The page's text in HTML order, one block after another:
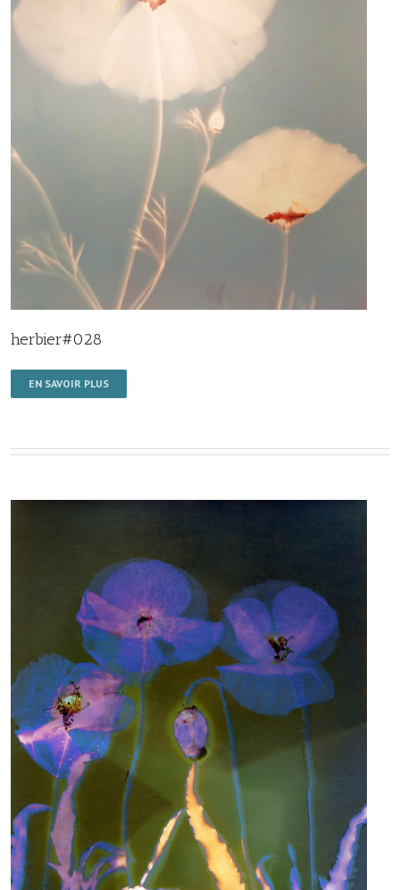
herbier#028
EN SAVOIR PLUS